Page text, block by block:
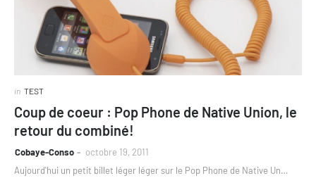
in TEST
Coup de coeur : Pop Phone de Native Union, le
retour du combiné!
Cobaye-Conso
octobre 19, 2011
Aujourd'hui un petit billet léger léger sur le Pop Phone de Native Un…